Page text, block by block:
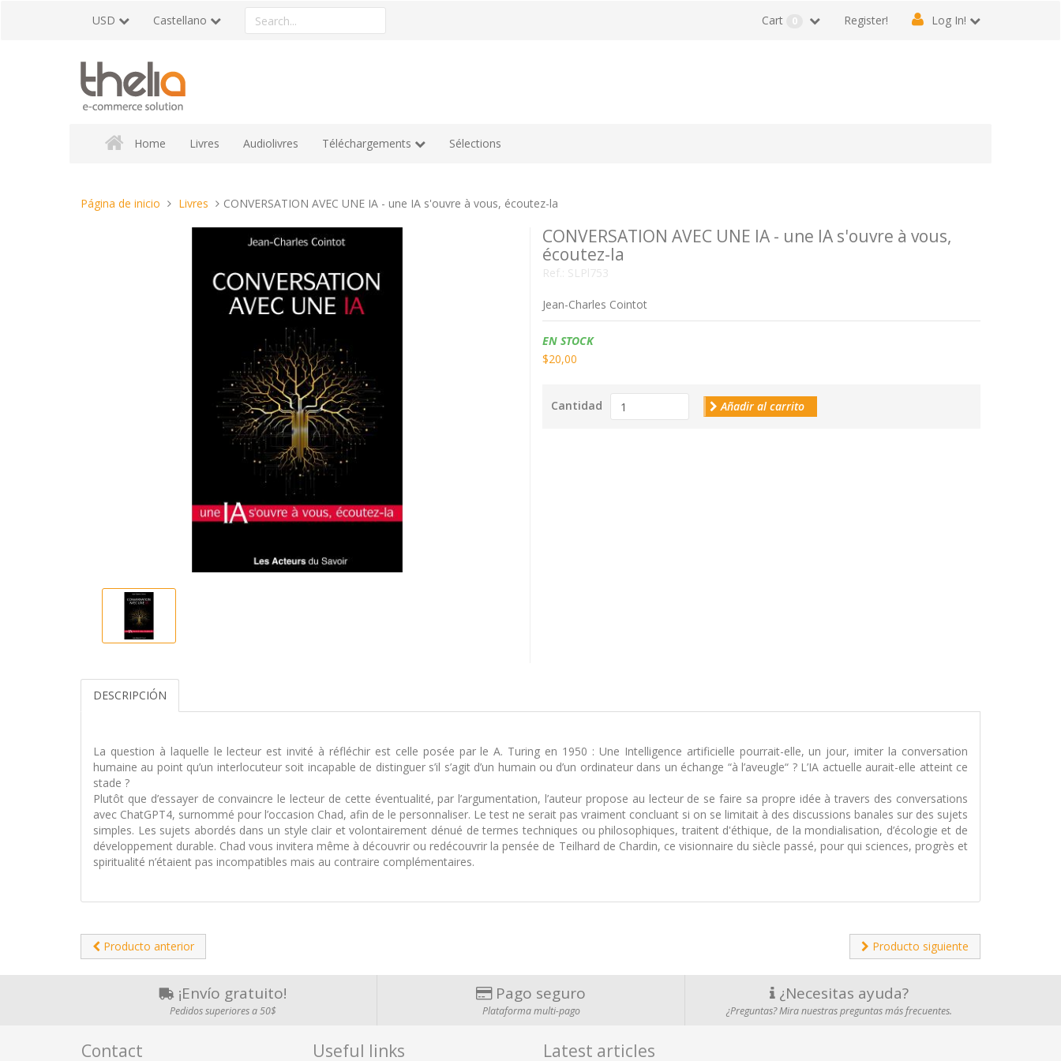
USD Castellano
Search
a
Register! Log In!
Cart 0
Home Livres Audiolivres Téléchargements Sélections
Estas
Página de inicio Livres CONVERSATION AVEC UNE IA - une IA s'ouvre à vous, écoutez-la
CONVERSATION AVEC UNE IA - une IA s'ouvre à vous,
écoutez-la
Ref.: SLPl753
Jean-Charles Cointot
Disponibilidad:
EN STOCK
$20,00
Cantidad Añadir al carrito
DESCRIPCIÓN
La question à laquelle le lecteur est invité à réfléchir est celle posée par le A. Turing en 1950 : Une Intelligence artificielle pourrait-elle, un jour, imiter la conversation
humaine au point qu’un interlocuteur soit incapable de distinguer s’il s’agit d’un humain ou d’un ordinateur dans un échange “à l’aveugle“ ? L’IA actuelle aurait-elle atteint ce
stade ?
Plutôt que d’essayer de convaincre le lecteur de cette éventualité, par l’argumentation, l’auteur propose au lecteur de se faire sa propre idée à travers des conversations
avec ChatGPT4, surnommé pour l’occasion Chad, afin de le personnaliser. Le test ne serait pas vraiment concluant si on se limitait à des discussions banales sur des sujets
simples. Les sujets abordés dans un style clair et volontairement dénué de termes techniques ou philosophiques, traitent d'éthique, de la mondialisation, d’écologie et de
développement durable. Chad vous invitera même à découvrir ou redécouvrir la pensée de Teilhard de Chardin, ce visionnaire du siècle passé, pour qui sciences, progrès et
spiritualité n’étaient pas incompatibles mais au contraire complémentaires.
Producto anterior Producto siguiente
¡Envío gratuito!
Pedidos superiores a 50$
Pago seguro
Plataforma multi-pago
¿Necesitas ayuda?
¿Preguntas? Mira nuestras preguntas más frecuentes.
Contact Useful links Latest articles